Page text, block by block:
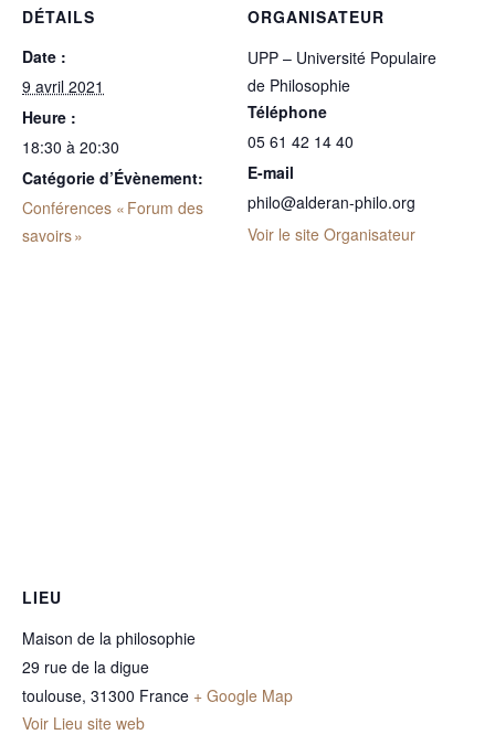
DÉTAILS
Date :
9 avril 2021
Heure :
18:30 à 20:30
Catégorie d’Évènement:
Conférences « Forum des
savoirs »
ORGANISATEUR
UPP – Université Populaire
de Philosophie
Téléphone
05 61 42 14 40
E-mail
philo@alderan-philo.org
Voir le site Organisateur
LIEU
Maison de la philosophie
29 rue de la digue
toulouse, 31300 France + Google Map
Voir Lieu site web